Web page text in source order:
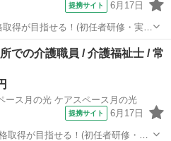
提携サイト 6月17日
得が目指せる！(初任者研修・実務
での介護職員 / 介護福祉士 / 常
ース月の光 ケアスペース月の光
提携サイト 6月17日
得が目指せる！(初任者研修・実